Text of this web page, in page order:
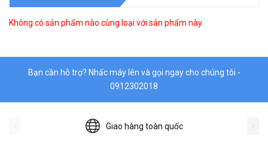
Không có sản phẩm nào cùng loại với sản phẩm này
Bạn cần hỗ trợ? Nhấc máy lên và gọi ngay cho chúng tôi -
0912302018
Giao hàng toàn quốc